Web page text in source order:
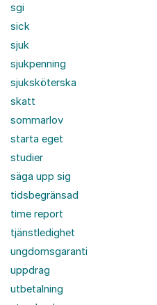
sgi
sick
sjuk
sjukpenning
sjuksköterska
skatt
sommarlov
starta eget
studier
säga upp sig
tidsbegränsad
time report
tjänstledighet
ungdomsgaranti
uppdrag
utbetalning